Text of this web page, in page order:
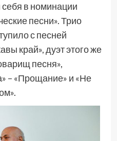
в номинации
песни». Трио
с песней
край», дуэт этого же
песня»,
– «Прощание» и «Не